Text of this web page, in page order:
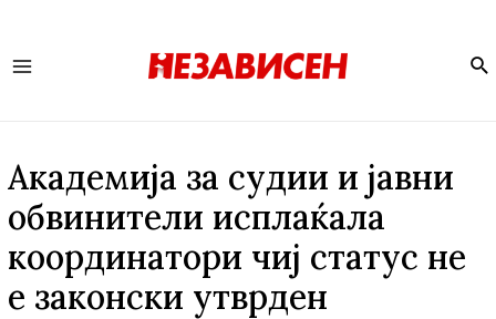
Академија за судии и јавни
обвинители исплаќала
координатори чиј статус не
е законски утврден